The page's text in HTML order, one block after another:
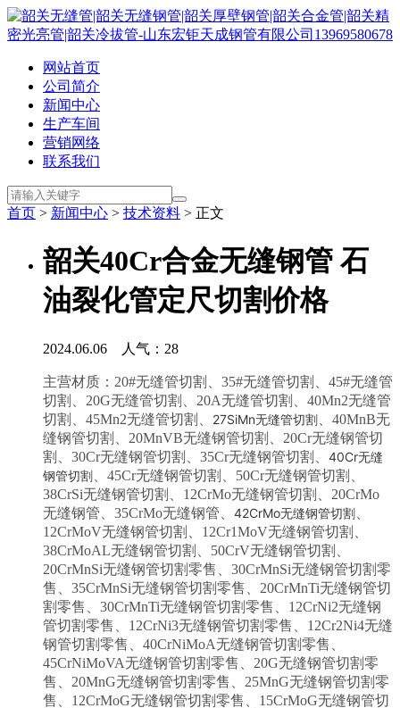
网站首页
公司简介
新闻中心
生产车间
营销网络
联系我们
首页 > 新闻中心 > 技术资料 > 正文
韶关40Cr合金无缝钢管 石
油裂化管定尺切割价格
2024.06.06 人气： 28
主营材质：20#无缝管切割、35#无缝管切割 、45#无缝管
切割
、20G无缝管切割 、20A无缝管切割 、40Mn2无缝管
切割
、45Mn2无缝管切割 27SiMn无缝管切割 、40MnB无
缝钢管切割 、20MnVB无缝钢管切割 、20Cr无缝钢管切
割
、30Cr无缝钢管切割 、35Cr无缝钢管切割 40Cr无缝
钢管切割 、45Cr无缝钢管切割 、50Cr无缝钢管切割
38CrSi无缝钢管切割 、12CrMo无缝钢管切割
、20CrMo
无缝钢管 、35CrMo无缝钢管 42CrMo无缝钢管切割
12CrMoV无缝钢管切割 、12Cr1MoV无缝钢管切割
38CrMoAL无缝钢管切割 、50CrV无缝钢管切割
20CrMnSi无缝钢管切割零售 、30CrMnSi无缝钢管切割零
售
、35CrMnSi无缝钢管切割零售 、20CrMnTi无缝钢管切
割零售
、30CrMnTi无缝钢管切割零售 、12CrNi2无缝钢
管切割零售 、12CrNi3无缝钢管切割零售 、12Cr2Ni4无缝
钢管切割零售 、40CrNiMoA无缝钢管切割零售
45CrNiMoVA无缝钢管切割零售 、20G无缝钢管切割零
售
、20MnG无缝钢管切割零售 、25MnG无缝钢管切割零
售
、12CrMoG无缝钢管切割零售 、15CrMoG无缝钢管切